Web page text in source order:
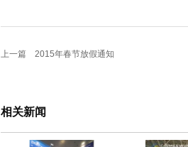
上一篇 2015年春节放假通知
相关新闻